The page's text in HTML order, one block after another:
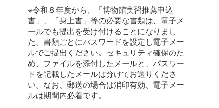
※令和８年度から、「博物館実習推薦申込
書」、「身上書」等の必要な書類は、電子メ
ールでも提出を受け付けることになりまし
た。書類ごとにパスワードを設定し電子メー
ルでご提出ください。セキュリティ確保のた
め、ファイルを添付したメールと、パスワー
ドを記載したメールは分けてお送りくださ
い。なお、郵送の場合は消印有効、電子メー
ルは期間内必着です。